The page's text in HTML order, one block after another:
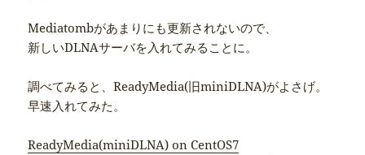
Mediatombがあまりにも更新されないので、
新しいDLNAサーバを入れてみることに。
調べてみると、ReadyMedia(旧miniDLNA)がよさげ。
早速入れてみた。
ReadyMedia(miniDLNA) on CentOS7